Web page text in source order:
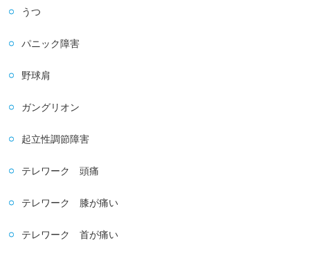
うつ
パニック障害
野球肩
ガングリオン
起立性調節障害
テレワーク 頭痛
テレワーク 膝が痛い
テレワーク 首が痛い